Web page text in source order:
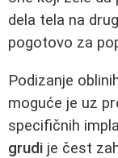
dela tela na
pogotovo za
Podizanje
moguće je uz
specifičnih
grudi je čest